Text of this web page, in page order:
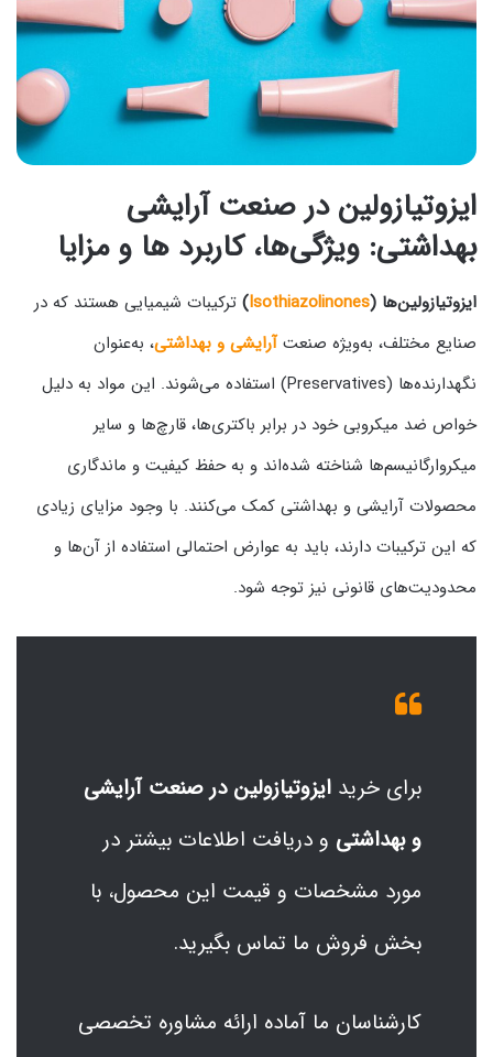
ایزوتیازولین در صنعت آرایشی
بهداشتی: ویژگی‌ها، کاربرد ها و مزایا
ایزوتیازولین‌ها (Isothiazolinones
) ترکیبات شیمیایی هستند که در
صنایع مختلف، به‌ویژه صنعتآرایشی و بهداشتی، به‌عنوان
نگهدارنده‌ها (Preservatives) استفاده می‌شوند. این مواد به دلیل
خواص ضد میکروبی خود در برابر باکتری‌ها، قارچ‌ها و سایر
میکروارگانیسم‌ها شناخته شده‌اند و به حفظ کیفیت و ماندگاری
محصولات آرایشی و بهداشتی کمک می‌کنند. با وجود مزایای زیادی
که این ترکیبات دارند، باید به عوارض احتمالی استفاده از آن‌ها و
محدودیت‌های قانونی نیز توجه شود.
برای خرید ایزوتیازولین در صنعت آرایشی
و بهداشتی و دریافت اطلاعات بیشتر در
مورد مشخصات و قیمت این محصول، با
بخش فروش ما تماس بگیرید.
کارشناسان ما آماده ارائه مشاوره تخصصی